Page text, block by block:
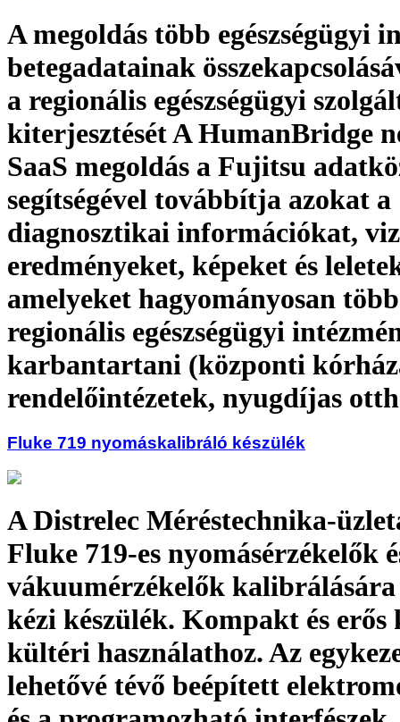
A megoldás több egészségügyi
betegadatainak
a regionális egészségügyi
kiterjesztését A HumanBridge
SaaS megoldás a Fujitsu
segítségével továbbítja azokat a
diagnosztikai információkat,
eredményeket, képeket és
amelyeket hagyományosan több
regionális egészségügyi
karbantartani (központi
rendelőintézetek, nyugdíjas
Fluke 719 nyomáskalibráló készülék
A Distrelec Méréstechnika-
Fluke 719-es nyomásérzékelők
vákuumérzékelők kalibrálására
kézi készülék. Kompakt és
kültéri használathoz. Az
lehetővé tévő beépített